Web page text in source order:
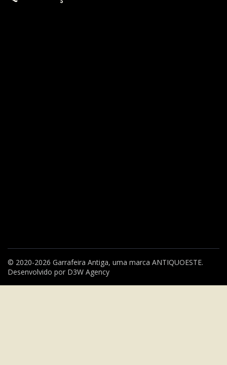
© 2020-2026 Garrafeira Antiga, uma marca ANTIQUOESTE.
Desenvolvido por D3W Agency